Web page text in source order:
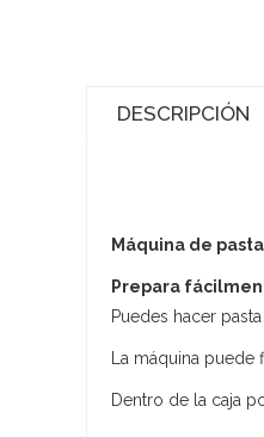
DESCRIPCIÓN
Máquina de
Prepara
Puedes hacer
La máquina
Dentro de la caja